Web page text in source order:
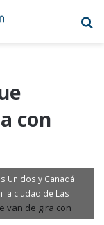
con
Unidos y Canadá.
la ciudad de Las